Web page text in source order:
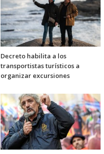
Decreto habilita a los
transportistas turísticos a
organizar excursiones